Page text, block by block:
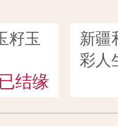
籽玉
已结缘
新疆
彩人